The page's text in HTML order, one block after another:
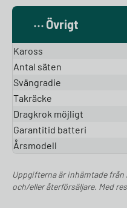
Övrigt
Kaross
Antal säten
Svängradie
Takräcke
Dragkrok möjligt
Garantitid batteri
Årsmodell
Uppgifterna är inhämtade
och/eller återförsäljare. Med